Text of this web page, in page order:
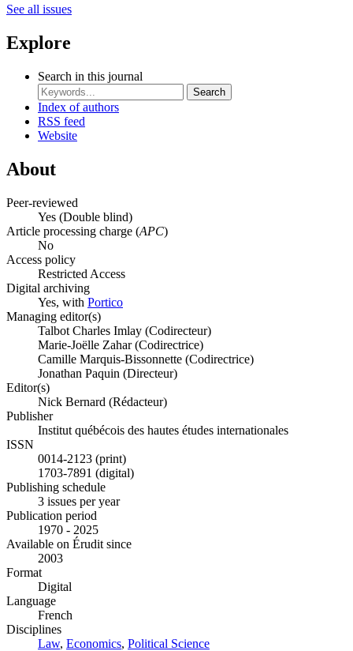
See all issues
Explore
Search in this journal
Search
Index of authors
RSS feed
Website
About
Peer-reviewed
Yes (Double blind)
Article processing charge (APC)
No
Access policy
Restricted Access
Digital archiving
Yes, with Portico
Managing editor(s)
Talbot Charles Imlay (Codirecteur)
Marie-Joëlle Zahar (Codirectrice)
Camille Marquis-Bissonnette (Codirectrice)
Jonathan Paquin (Directeur)
Editor(s)
Nick Bernard (Rédacteur)
Publisher
Institut québécois des hautes études internationales
ISSN
0014-2123 (print)
1703-7891 (digital)
Publishing schedule
3 issues per year
Publication period
1970 - 2025
Available on Érudit since
2003
Format
Digital
Language
French
Disciplines
Law, Economics, Political Science